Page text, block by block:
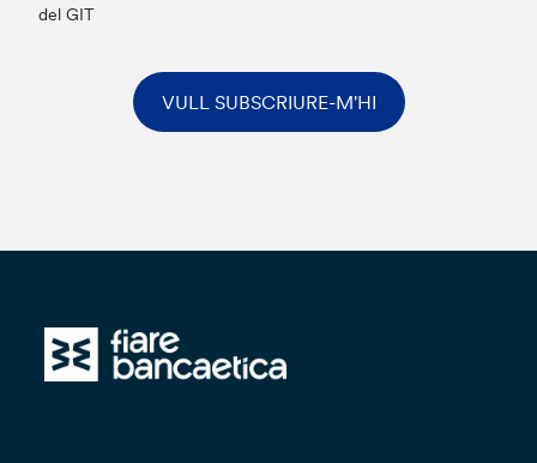
del GIT
VULL SUBSCRIURE-M'HI